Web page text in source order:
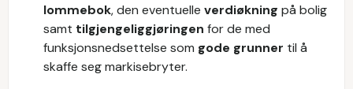
lommebok, den eventuelle verdiøkning på bolig
samt tilgjengeliggjøringen for de med
funksjonsnedsettelse som gode grunner til å
skaffe seg markisebryter.